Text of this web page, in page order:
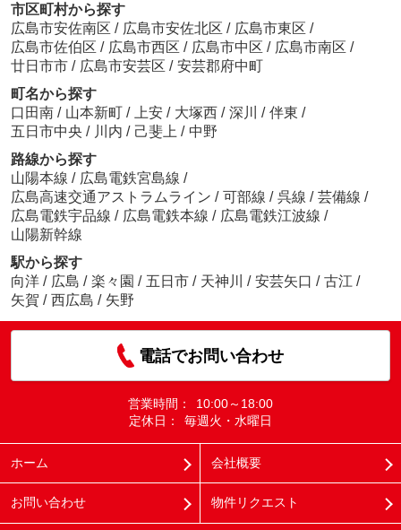
市区町村から探す
広島市安佐南区 / 広島市安佐北区 / 広島市東区 /
広島市佐伯区 / 広島市西区 / 広島市中区 / 広島市南区 /
廿日市市 / 広島市安芸区 / 安芸郡府中町
町名から探す
口田南 / 山本新町 / 上安 / 大塚西 / 深川 / 伴東 /
五日市中央 / 川内 / 己斐上 / 中野
路線から探す
山陽本線 / 広島電鉄宮島線 /
広島高速交通アストラムライン / 可部線 / 呉線 / 芸備線 /
広島電鉄宇品線 / 広島電鉄本線 / 広島電鉄江波線 /
山陽新幹線
駅から探す
向洋 / 広島 / 楽々園 / 五日市 / 天神川 / 安芸矢口 / 古江 /
矢賀 / 西広島 / 矢野
電話でお問い合わせ
営業時間：
10:00～18:00
定休日：
毎週火・水曜日
ホーム 会社概要
お問い合わせ 物件リクエスト